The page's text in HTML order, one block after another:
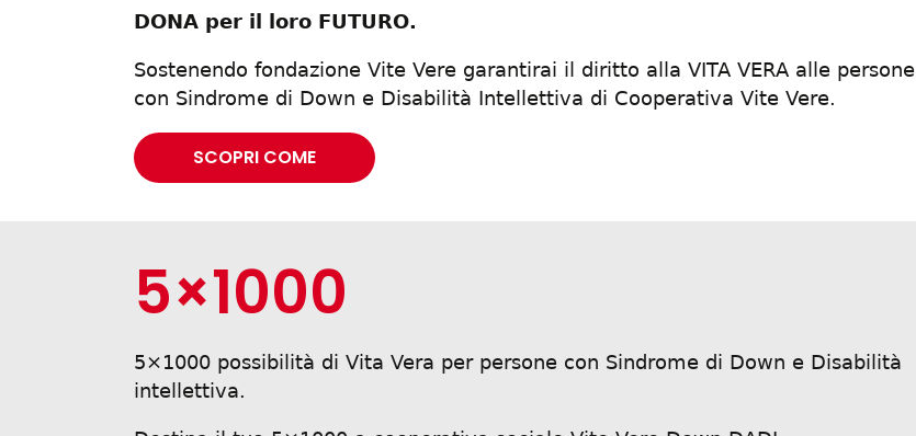
DONA per il loro FUTURO.
Sostenendo fondazione Vite Vere garantirai il diritto alla VITA VERA alle persone
con Sindrome di Down e Disabilità Intellettiva di Cooperativa Vite Vere.
SCOPRI COME
5×1000
5×1000 possibilità di Vita Vera per persone con Sindrome di Down e Disabilità
intellettiva.